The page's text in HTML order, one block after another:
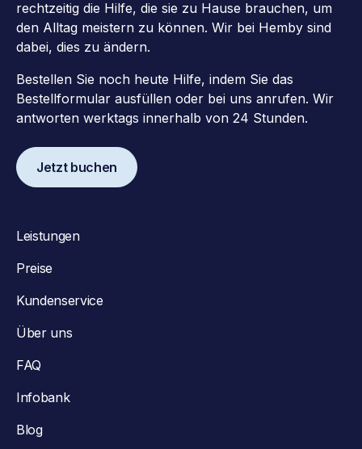
rechtzeitig die Hilfe, die sie zu Hause brauchen, um
den Alltag meistern zu können. Wir bei Hemby sind
dabei, dies zu ändern.
Bestellen Sie noch heute Hilfe, indem Sie das
Bestellformular ausfüllen oder bei uns anrufen. Wir
antworten werktags innerhalb von 24 Stunden.
Jetzt buchen
Leistungen
Preise
Kundenservice
Über uns
FAQ
Infobank
Blog